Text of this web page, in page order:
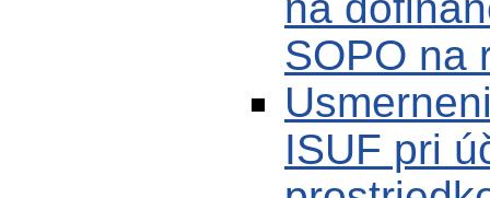
SOPO na
ISUF pri